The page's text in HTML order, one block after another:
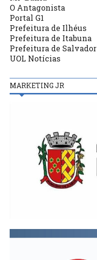
O Antagonista
Portal G1
Prefeitura de Ilhéus
Prefeitura de Itabuna
Prefeitura de Salvador
UOL Notícias
MARKETING JR